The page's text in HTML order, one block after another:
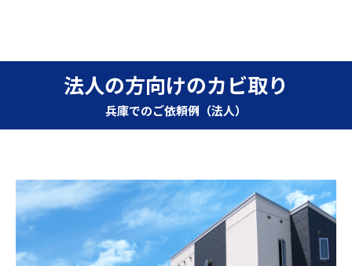
法人の方向けのカビ取り
兵庫でのご依頼例（法人）